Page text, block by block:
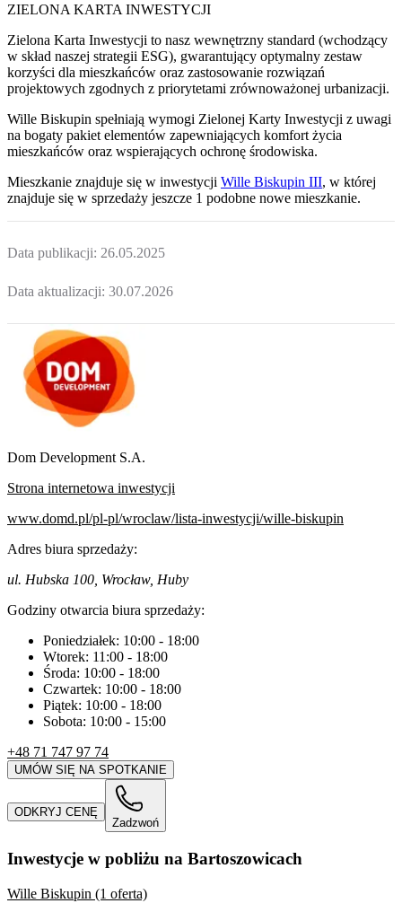
ZIELONA KARTA INWESTYCJI
Zielona Karta Inwestycji to nasz wewnętrzny standard (wchodzący
w skład naszej strategii ESG), gwarantujący optymalny zestaw
korzyści dla mieszkańców oraz zastosowanie rozwiązań
projektowych zgodnych z priorytetami zrównoważonej urbanizacji.
Wille Biskupin spełniają wymogi Zielonej Karty Inwestycji z uwagi
na bogaty pakiet elementów zapewniających komfort życia
mieszkańców oraz wspierających ochronę środowiska.
Mieszkanie znajduje się w inwestycji Wille Biskupin III, w której
znajduje się w sprzedaży jeszcze 1 podobne nowe mieszkanie.
Data publikacji: 26.05.2025
Data aktualizacji: 30.07.2026
Dom Development S.A.
Strona internetowa inwestycji
www.domd.pl/pl-pl/wroclaw/lista-inwestycji/wille-biskupin
Adres biura sprzedaży:
ul. Hubska 100, Wrocław, Huby
Godziny otwarcia biura sprzedaży:
Poniedziałek: 10:00 - 18:00
Wtorek: 11:00 - 18:00
Środa: 10:00 - 18:00
Czwartek: 10:00 - 18:00
Piątek: 10:00 - 18:00
Sobota: 10:00 - 15:00
+48 71 747 97 74
UMÓW SIĘ NA SPOTKANIE
ODKRYJ CENĘ
Zadzwoń
Inwestycje w pobliżu na Bartoszowicach
Wille Biskupin (1 oferta)